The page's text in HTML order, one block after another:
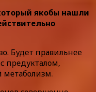
якобы нашли
Будет правильнее
предукталом,